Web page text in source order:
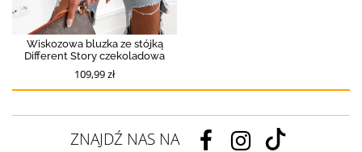
Wiskozowa bluzka ze stójką
Different Story czekoladowa
109,99 zł
ZNAJDŹ NAS NA